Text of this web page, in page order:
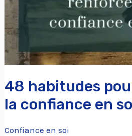
48 habitudes
la confiance en
Confiance en soi
confiance
soi.